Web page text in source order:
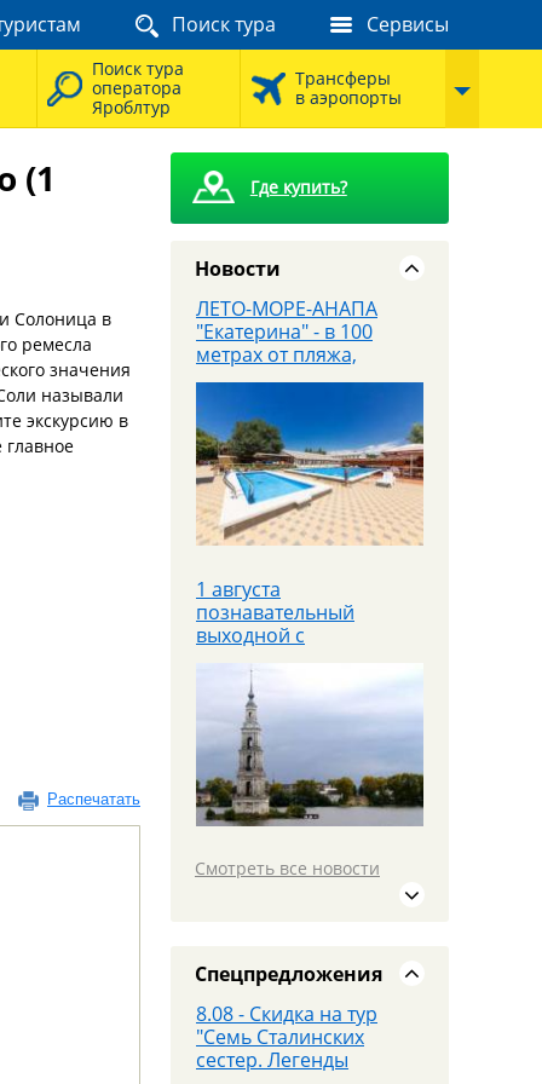
Поиск тура Сервисы
Поиск тура
оператора
Яроблтур
Трансферы
в аэропорты
(1
Солоница в
ремесла
значения
называли
экскурсию в
Распечатать
Где купить?
Новости
8 августа - Тайны
сталинских высоток:
экскурсия, которую вы
запомните
ЛЕТО-МОРЕ-АНАПА
"Екатерина" - в 100
метрах от пляжа,
завтраки входят в
стоимость
1 августа
познавательный
выходной с
19 июля едем в
Смотреть все новости
Спецпредложения
Яроблтур открывает
продажи
дополнительного
автобуса в
Санкт‑Петербург с
8.08 - Скидка на тур
"Семь Сталинских
сестер. Легенды